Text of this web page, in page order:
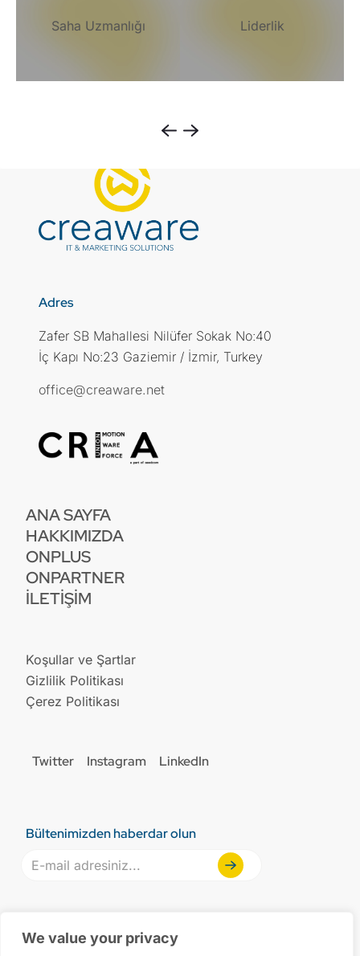
We value your privacy
Saha Uzmanlığı Liderlik
Adres
Zafer SB Mahallesi Nilüfer Sokak No:40
İç Kapı No:23 Gaziemir / İzmir, Turkey
office@creaware.net
ANA SAYFA
HAKKIMIZDA
ONPLUS
ONPARTNER
İLETIŞIM
Koşullar ve Şartlar
Gizlilik Politikası
Çerez Politikası
Twitter Instagram LinkedIn
Bültenimizden haberdar olun
Design by Creaware